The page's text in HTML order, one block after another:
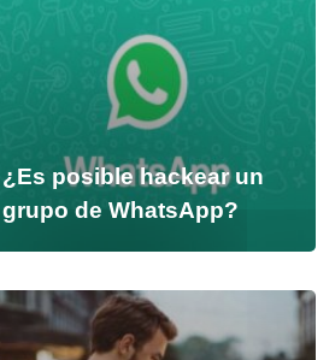
¿Es posible hackear un
grupo de WhatsApp?